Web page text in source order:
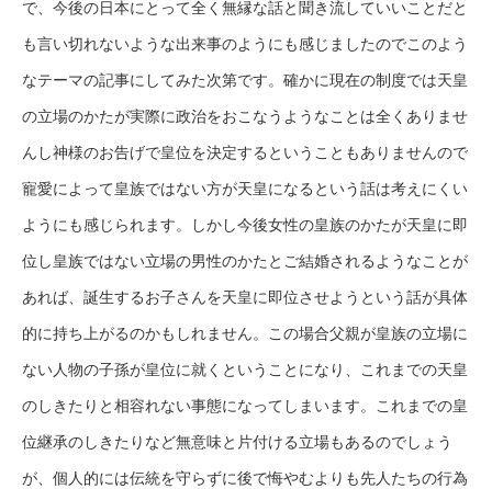
で、今後の日本にとって全く無縁な話と聞き流していいことだと
も言い切れないような出来事のようにも感じましたのでこのよう
なテーマの記事にしてみた次第です。確かに現在の制度では天皇
の立場のかたが実際に政治をおこなうようなことは全くありませ
んし神様のお告げで皇位を決定するということもありませんので
寵愛によって皇族ではない方が天皇になるという話は考えにくい
ようにも感じられます。しかし今後女性の皇族のかたが天皇に即
位し皇族ではない立場の男性のかたとご結婚されるようなことが
あれば、誕生するお子さんを天皇に即位させようという話が具体
的に持ち上がるのかもしれません。この場合父親が皇族の立場に
ない人物の子孫が皇位に就くということになり、これまでの天皇
のしきたりと相容れない事態になってしまいます。これまでの皇
位継承のしきたりなど無意味と片付ける立場もあるのでしょう
が、個人的には伝統を守らずに後で悔やむよりも先人たちの行為